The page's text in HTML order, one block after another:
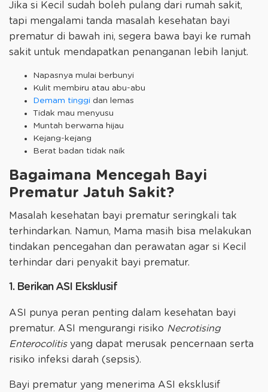
Jika si Kecil sudah boleh pulang dari rumah sakit,
tapi mengalami tanda masalah kesehatan bayi
prematur di bawah ini, segera bawa bayi ke rumah
sakit untuk mendapatkan penanganan lebih lanjut.
Napasnya mulai berbunyi
Kulit membiru atau abu-abu
Demam tinggi dan lemas
Tidak mau menyusu
Muntah berwarna hijau
Kejang-kejang
Berat badan tidak naik
Bagaimana Mencegah Bayi
Prematur Jatuh Sakit?
Masalah kesehatan bayi prematur seringkali tak
terhindarkan. Namun, Mama masih bisa melakukan
tindakan pencegahan dan perawatan agar si Kecil
terhindar dari penyakit bayi prematur.
1. Berikan ASI Eksklusif
ASI punya peran penting dalam kesehatan bayi
prematur. ASI mengurangi risiko Necrotising
Enterocolitisyang dapat merusak pencernaan serta
risiko infeksi darah (sepsis).
Bayi prematur yang menerima ASI eksklusif